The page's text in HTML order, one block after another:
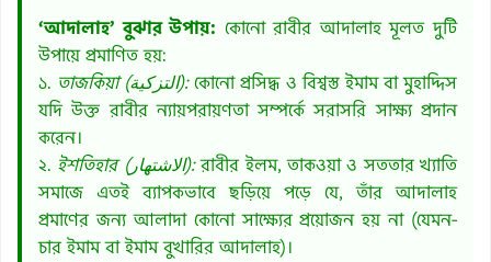
‘আদালাহ’ বুঝার উপায়: কোনো রাবীর আদালাহ মূলত দুটি
উপায়ে প্রমাণিত হয়:
১.
তাজকিয়া (التزكية):কোনো প্রসিদ্ধ ও বিশ্বস্ত ইমাম বা মুহাদ্দিস
যদি উক্ত রাবীর ন্যায়পরায়ণতা সম্পর্কে সরাসরি সাক্ষ্য প্রদান
করেন।
২.
ইশতিহার (الاشتهار):রাবীর ইলম, তাকওয়া ও সততার খ্যাতি
সমাজে এতই ব্যাপকভাবে ছড়িয়ে পড়ে যে, তাঁর আদালাহ
প্রমাণের জন্য আলাদা কোনো সাক্ষ্যের প্রয়োজন হয় না (যেমন-
চার ইমাম বা ইমাম বুখারির আদালাহ)।